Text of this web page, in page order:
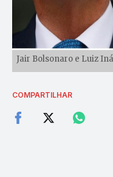
Jair Bolsonaro e Luiz
COMPARTILHAR